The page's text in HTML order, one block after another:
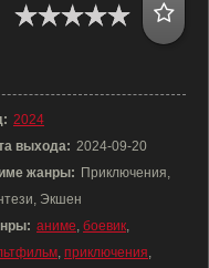
2024
выхода: 2024-09-20
жанры: Приключения,
Экшен
аниме, боевик,
, приключения,